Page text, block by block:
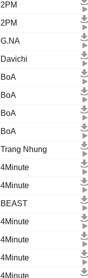
2PM
2PM
G.NA
Davichi
BoA
BoA
BoA
BoA
Trang Nhung
4Minute
4Minute
BEAST
4Minute
4Minute
4Minute
4Minute